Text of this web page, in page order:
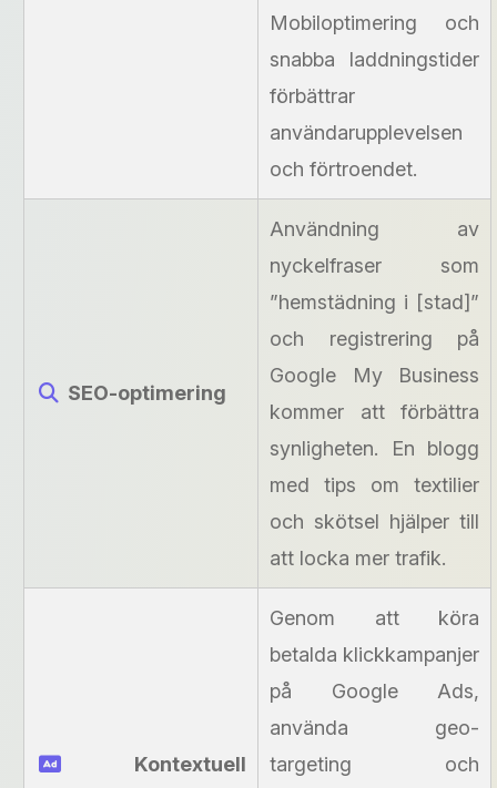
Mobiloptimering och
snabba laddningstider
förbättrar
användarupplevelsen
och förtroendet.
SEO-optimering
Användning av
nyckelfraser som
”hemstädning i [stad]”
och registrering på
Google My Business
kommer att förbättra
synligheten. En blogg
med tips om textilier
och skötsel hjälper till
att locka mer trafik.
Kontextuell
Genom att köra
betalda klickkampanjer
på Google Ads,
använda geo-
targeting och